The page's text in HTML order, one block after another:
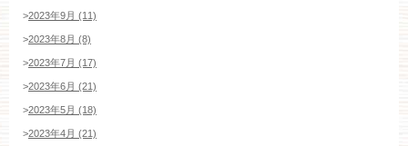
>2023年9月 (11)
>2023年8月 (8)
>2023年7月 (17)
>2023年6月 (21)
>2023年5月 (18)
>2023年4月 (21)